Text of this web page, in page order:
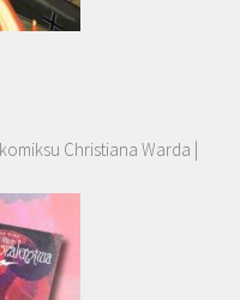
Christiana Warda |